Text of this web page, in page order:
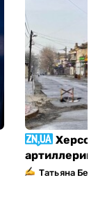
Татьяна